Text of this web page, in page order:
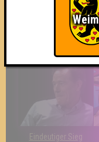
The Last of Us
Eindeutiger Sieg